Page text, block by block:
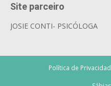
Site parceiro
JOSIE CONTI- PSICÓLOGA
Política de